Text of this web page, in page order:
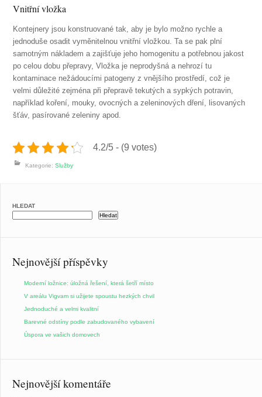
Vnitřní vložka
Kontejnery jsou konstruované tak, aby je bylo možno rychle a
jednoduše osadit vyměnitelnou vnitřní vložkou. Ta se pak plní
samotným nákladem a zajišťuje jeho homogenitu a potřebnou jakost
po celou dobu přepravy, Vložka je neprodyšná a nehrozí tu
kontaminace nežádoucími patogeny z vnějšího prostředí, což je
velmi důležité zejména při přepravě tekutých a sypkých potravin,
například koření, mouky, ovocných a zeleninových dření, lisovaných
šťáv, pasírované zeleniny apod.
4.2/5 - (9 votes)
Kategorie:Služby
HLEDAT
Hledat
Nejnovější příspěvky
Moderní ložnice: úložná řešení, která šetří místo
V areálu Vigvam si užijete spoustu hezkých chvil
Jednoduché a velmi kvalitní
Barevné odstíny podle zabudovaného vybavení
Úspora ve vašich domovech
Nejnovější komentáře